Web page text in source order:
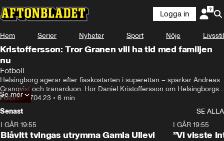
Logga in
Hem Serier Nyheter Sport Nöje Livsstil
Kristoffersson: Tror Granen vill ha tid med familjen
nu
Fotboll
Helsingborg agerar efter fiaskostarten i superettan – sparkar Andreas
Granqvist och tränarduon. Hör Daniel Kristoffersson om Helsingborgs
agerande.
Fotboll•17.04.23 • 6 min
Se mer
Senast
SE ALLA
I GÅR 19:55
Blåvitt tvingas utrymma Gamla Ullevi
I GÅR 19:55
”Vi visste